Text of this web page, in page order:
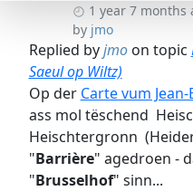
1 year 7 months
by jmo
Replied byjmoon topic
Saeul op Wiltz)
Op der Carte vum
ass mol tëschend
Heischtergronn
"Barrière" agedroen -
"Brusselhof" sinn...